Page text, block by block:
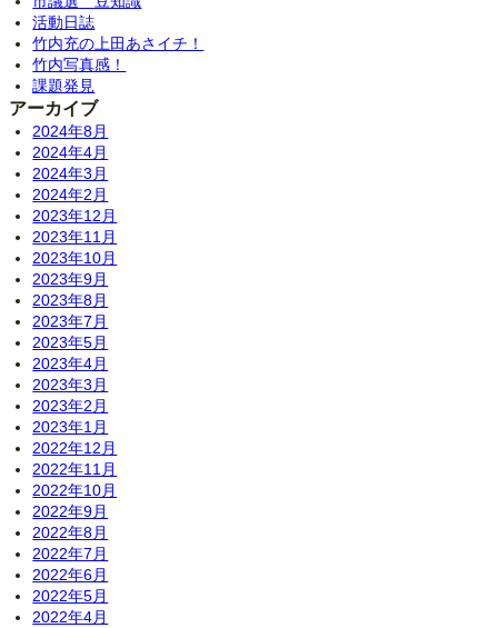
活動日誌
竹内充の上田あさイチ！
竹内写真感！
課題発見
アーカイブ
2024年8月
2024年4月
2024年3月
2024年2月
2023年12月
2023年11月
2023年10月
2023年9月
2023年8月
2023年7月
2023年5月
2023年4月
2023年3月
2023年2月
2023年1月
2022年12月
2022年11月
2022年10月
2022年9月
2022年8月
2022年7月
2022年6月
2022年5月
2022年4月